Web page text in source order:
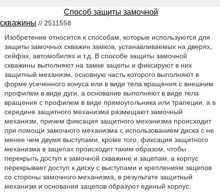
Способ защиты замочной
скважины // 2511558
Изобретение относится к способам, которые используются для
защиты замочных скважин замков, устанавливаемых на дверях,
сейфах, автомобилях и т.д. В способе защиты замочной
скважины выполняют на замке зацепы и фиксируют в них
защитный механизм, основную часть которого выполняют в
форме усеченного конуса или в виде тела вращения с внешним
профилем в виде дуги, а основание выполняют в виде тела
вращения с профилем в виде прямоугольника или трапеции, а в
середине защитного механизма размещают замочный
механизм, причем фиксация защитного механизма происходит
при помощи замочного механизма с использованием диска с не
менее чем двумя выступами, кроме того, фиксация защитного
механизма в зацепах происходит таким образом, чтобы
перекрыть доступ к замочной скважине и зацепам, а корпус
перекрывает доступ к диску с выступами и креплениям зацепов
со стороны замочного механизма, в результате защитный
механизм и основания зацепов образуют единый корпус.